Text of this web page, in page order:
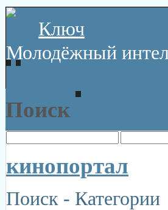
Ключ
Молодёжный
Поиск
кинопортал
Поиск - Категории